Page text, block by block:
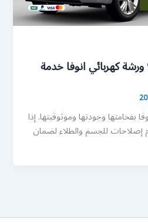
كراج انوفا 99007366 ورشة كهربائي انوفا خدمة
بفخامتها وجودتها وموثوقيتها. إذا
إصلاحات للجسم والطلاء لضمان